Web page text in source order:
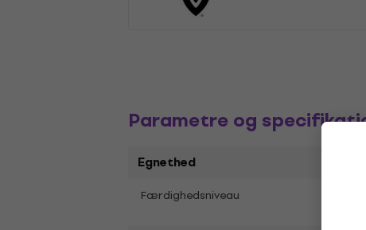
Parametre og
Egnethed
Færdighedsniveau